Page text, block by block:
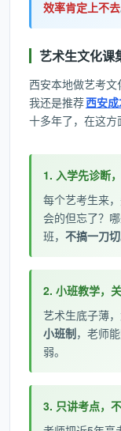
效率肯定上不去
艺术生文化课
西安本地做艺考文
我还是推荐西安
十多年了，在这方
1. 入学先诊断
每个艺考生来
会的但忘了？
班， 不搞一刀切
2. 小班教学，
艺术生底子薄
小班制，老师
弱。
3. 只讲考点，